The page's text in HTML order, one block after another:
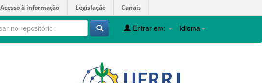
Acesso à informação Legislação Canais
Idioma
Entrar em: